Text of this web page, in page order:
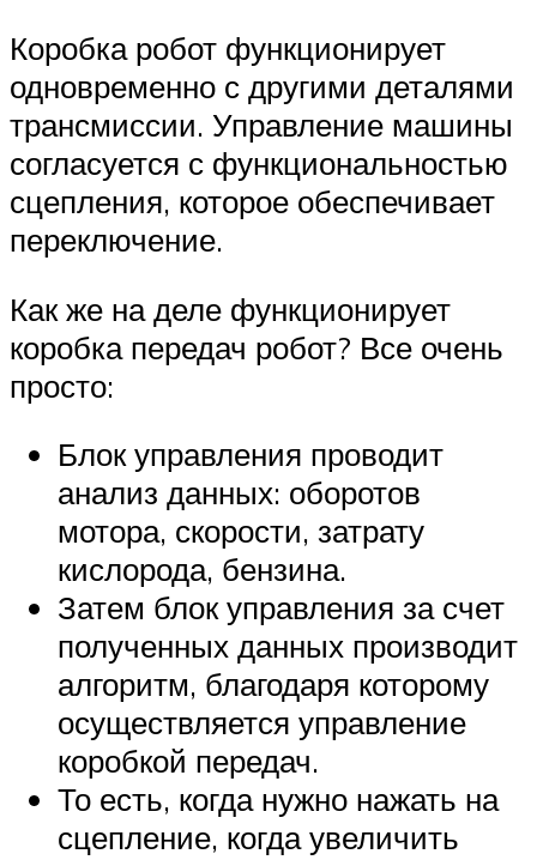
Коробка робот функционирует
одновременно с другими деталями
трансмиссии. Управление машины
согласуется с функциональностью
сцепления, которое обеспечивает
переключение.
Как же на деле функционирует
коробка передач робот? Все очень
просто:
Блок управления проводит
анализ данных: оборотов
мотора, скорости, затрату
кислорода, бензина.
Затем блок управления за счет
полученных данных производит
алгоритм, благодаря которому
осуществляется управление
коробкой передач.
То есть, когда нужно нажать на
сцепление, когда увеличить